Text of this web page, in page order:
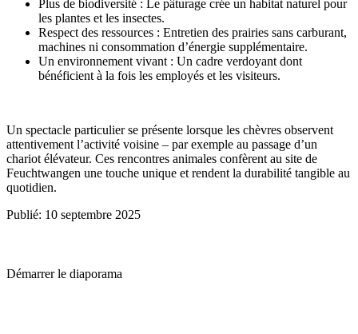
Plus de biodiversité : Le pâturage crée un habitat naturel pour
les plantes et les insectes.
Respect des ressources : Entretien des prairies sans carburant,
machines ni consommation d’énergie supplémentaire.
Un environnement vivant : Un cadre verdoyant dont
bénéficient à la fois les employés et les visiteurs.
Un spectacle particulier se présente lorsque les chèvres observent
attentivement l’activité voisine – par exemple au passage d’un
chariot élévateur. Ces rencontres animales confèrent au site de
Feuchtwangen une touche unique et rendent la durabilité tangible au
quotidien.
Publié: 10 septembre 2025
Démarrer le diaporama